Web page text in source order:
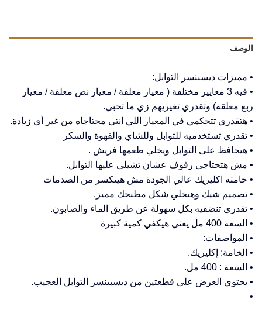
الوصف
• مميزات ديسبنسر التوابل:
• فيه 3 معايير مختلفة ( معيار معلقة / معيار نص معلقة / معيار
ربع معلقة) وتقدري تغيريهم زي ما تحبي.
• هتقدري تتحكمي في المعيار اللي انتي محتاجاه من غير أي زيادة.
• تقدري تستخدميه للتوابل وللشاي والقهوة والسكر
• هيحافظ على التوابل ويخلي طعمها فريش .
• مش هتحتاجي رفوف عشان تشيلي عليها التوابل.
• خامته اكليريك عالي الجودة مش هيتكسر من الصدمات
• تصميم شيك وهيخلي شكل مطبخك مميز.
• تقدري تنضفيه بكل سهولة عن طريق الماء والصابون.
• السعة 400 مل يعني هيكفي كمية كبيرة
• المواصفات:
• الخامة: إكليريك.
• السعة : 400 مل.
• يحتوي العرض على قطعتين من ديسبينسر التوابل العجيب.
•